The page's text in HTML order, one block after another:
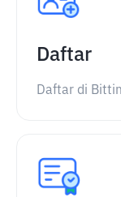
Daftar
Daftar di